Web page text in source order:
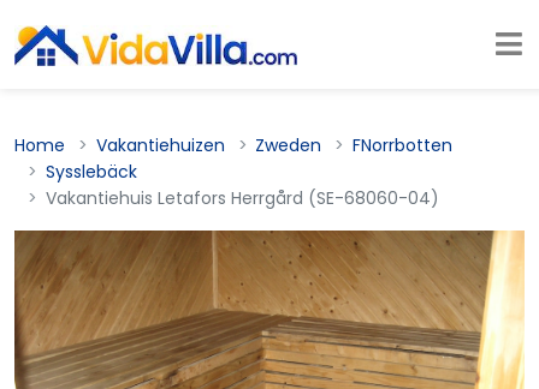
Home Vakantiehuizen Zweden
FNorrbotten
Sysslebäck
Vakantiehuis Letafors Herrgård (SE-68060-04)